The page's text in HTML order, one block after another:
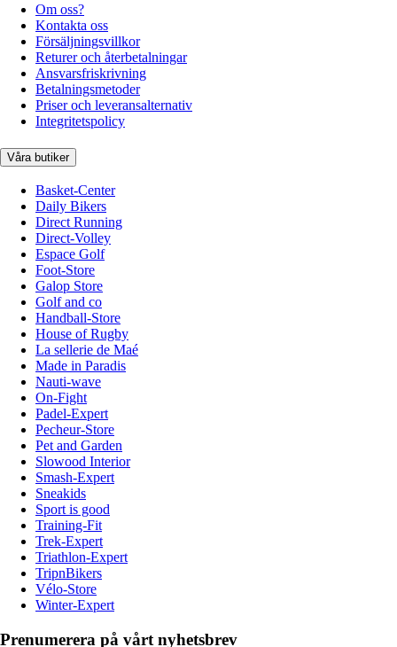
Om oss?
Kontakta oss
Försäljningsvillkor
Returer och återbetalningar
Ansvarsfriskrivning
Betalningsmetoder
Priser och leveransalternativ
Integritetspolicy
Våra butiker
Basket-Center
Daily Bikers
Direct Running
Direct-Volley
Espace Golf
Foot-Store
Galop Store
Golf and co
Handball-Store
House of Rugby
La sellerie de Maé
Made in Paradis
Nauti-wave
On-Fight
Padel-Expert
Pecheur-Store
Pet and Garden
Slowood Interior
Smash-Expert
Sneakids
Sport is good
Training-Fit
Trek-Expert
Triathlon-Expert
TripnBikers
Vélo-Store
Winter-Expert
Prenumerera på vårt nyhetsbrev